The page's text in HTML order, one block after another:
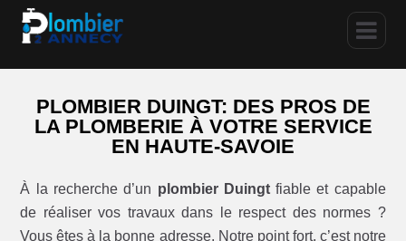
PLOMBIER DUINGT: DES PROS DE
LA PLOMBERIE À VOTRE SERVICE
EN HAUTE-SAVOIE
À la recherche d’un plombier Duingtfiable et capable
de réaliser vos travaux dans le respect des normes ?
Vous êtes à la bonne adresse. Notre point fort, c’est notre